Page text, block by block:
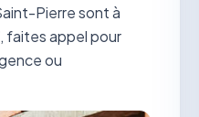
Pierre sont à
faites appel pour
ou